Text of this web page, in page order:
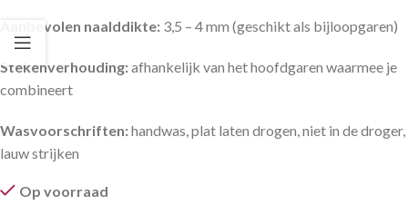
Aanbevolen naalddikte: 3,5 – 4 mm (geschikt als bijloopgaren)
Stekenverhouding:afhankelijk van het hoofdgaren waarmee je
combineert
Wasvoorschriften:handwas, plat laten drogen, niet in de droger,
lauw strijken
Op voorraad